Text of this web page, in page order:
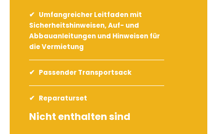
Umfangreicher Leitfaden mit
Sicherheitshinweisen, Auf- und
Abbauanleitungen und Hinweisen für
die Vermietung
Passender Transportsack
Reparaturset
Nicht enthalten sind